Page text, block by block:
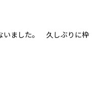
いました。 久しぶりに枠